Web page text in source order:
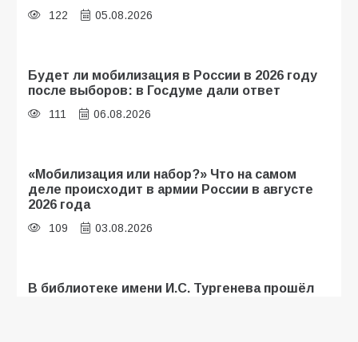
122 05.08.2026
Будет ли мобилизация в России в 2026 году
после выборов: в Госдуме дали ответ
111 06.08.2026
«Мобилизация или набор?» Что на самом
деле происходит в армии России в августе
2026 года
109 03.08.2026
В библиотеке имени И.С. Тургенева прошёл